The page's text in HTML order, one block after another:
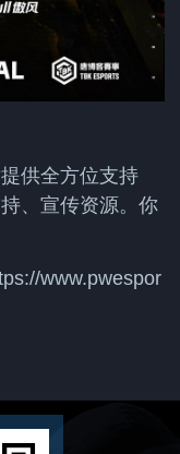
供全方位支持
、宣传资源。你
www.pwespor